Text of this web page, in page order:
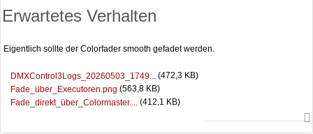
Erwartetes Verhalten
Eigentlich sollte der Colorfader smooth gefadet werden.
DMXControl3Logs_20260503_1749... (472,3 KB)
Fade_über_Executoren.png (563,8 KB)
Fade_direkt_über_Colormaster.... (412,1 KB)